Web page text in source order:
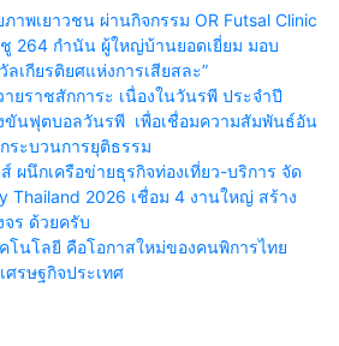
าพเยาวชน ผ่านกิจกรรม OR Futsal Clinic
264 กำนัน ผู้ใหญ่บ้านยอดเยี่ยม มอบ
ลเกียรติยศแห่งการเสียสละ”
ยราชสักการะ เนื่องในวันรพี ประจำปี
ขันฟุตบอลวันรพี เพื่อเชื่อมความสัมพันธ์อัน
ระบวนการยุติธรรม
ผนึกเครือข่ายธุรกิจท่องเที่ยว-บริการ จัด
Thailand 2026 เชื่อม 4 งานใหญ่ สร้าง
ร ด้วยครับ
โนโลยี คือโอกาสใหม่ของคนพิการไทย
รษฐกิจประเทศ